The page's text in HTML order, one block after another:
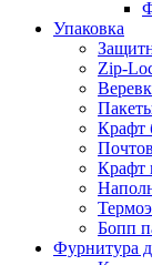
Упаковка
Zip-
Крафт
Крафт
Бопп
Фурнитура